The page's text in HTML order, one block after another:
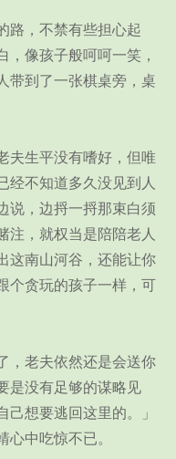
，不禁有些担心起
，像孩子般呵呵一笑，
带到了一张棋桌旁，桌
生平没有嗜好，但唯
经不知道多久没见到人
说，边捋一捋那束白须
注，就权当是陪陪老人
这南山河谷，还能让你
个贪玩的孩子一样，可
老夫依然还是会送你
是没有足够的谋略见
想要逃回这里的。」
中吃惊不已。